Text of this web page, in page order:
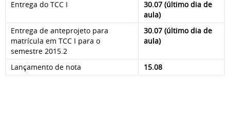
Entrega do TCC I
30.07 (último dia de
aula)
Entrega de anteprojeto para
matrícula em TCC I para o
semestre 2015.2
30.07 (último dia de
aula)
Lançamento de nota 15.08